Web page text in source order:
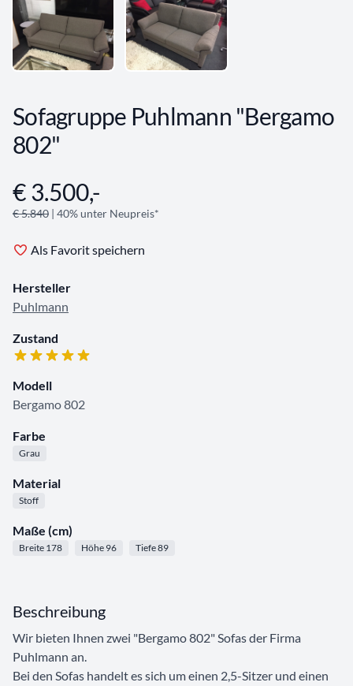
Sofagruppe Puhlmann "Bergamo
802"
Angebotsinformationen
€ 3.500,-
€ 5.840 | 40% unter Neupreis*
Als Favorit speichern
Hersteller
Puhlmann
Zustand
Modell
Bergamo 802
Farbe
Grau
Material
Stoff
Maße (cm)
Breite 178 Höhe 96 Tiefe 89
Beschreibung
Wir bieten Ihnen zwei "Bergamo 802" Sofas der Firma
Puhlmann an.
Bei den Sofas handelt es sich um einen 2,5-Sitzer und einen